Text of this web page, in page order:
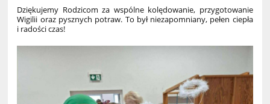
Dziękujemy Rodzicom za wspólne kolędowanie, przygotowanie
Wigilii oraz pysznych potraw. To był niezapomniany, pełen ciepła
i radości czas!